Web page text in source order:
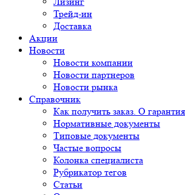
Трейд-ин
Доставка
Акции
Новости
Новости компании
Новости партнеров
Новости рынка
Справочник
Как получить заказ. О
Нормативные документы
Типовые документы
Частые вопросы
Колонка специалиста
Рубрикатор тегов
Статьи